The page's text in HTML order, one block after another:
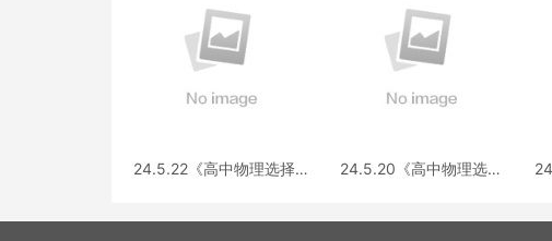
24.5.22《高中物理选择性
24.5.20《高中物理选择